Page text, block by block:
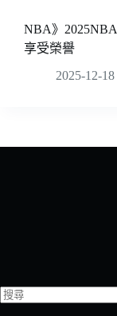
NBA》
享受榮譽
2025-12-18